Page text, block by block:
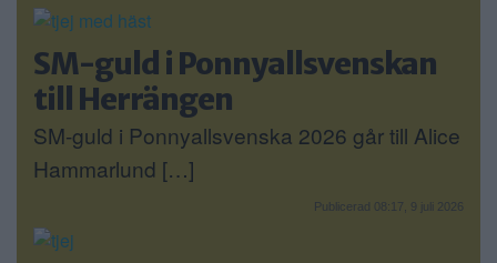
SM-guld i Ponnyallsvenskan
till Herrängen
SM-guld i Ponnyallsvenska 2026 går till Alice
Hammarlund […]
Publicerad 08:17, 9 juli 2026